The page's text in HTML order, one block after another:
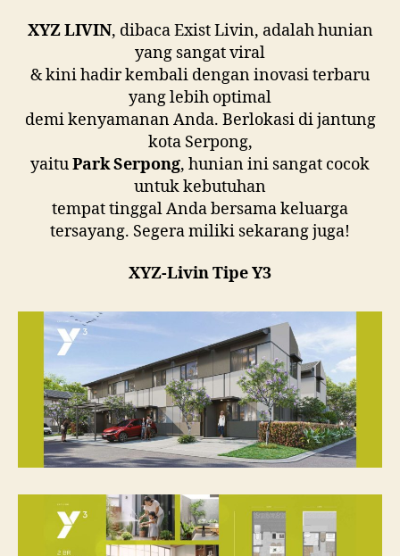
XYZ LIVIN, dibaca Exist Livin, adalah hunian
yang sangat viral
& kini hadir kembali dengan inovasi terbaru
yang lebih optimal
demi kenyamanan Anda. Berlokasi di jantung
kota Serpong,
yaituPark Serpong, hunian ini sangat cocok
untuk kebutuhan
tempat tinggal Anda bersama keluarga
tersayang. Segera miliki sekarang juga!
XYZ-Livin Tipe Y3